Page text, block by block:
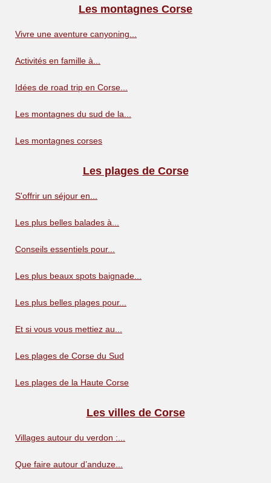
Les montagnes Corse
Vivre une aventure canyoning...
Activités en famille à...
Idées de road trip en Corse...
Les montagnes du sud de la...
Les montagnes corses
Les plages de Corse
S'offrir un séjour en...
Les plus belles balades à...
Conseils essentiels pour...
Les plus beaux spots baignade...
Les plus belles plages pour...
Et si vous vous mettiez au...
Les plages de Corse du Sud
Les plages de la Haute Corse
Les villes de Corse
Villages autour du verdon :...
Que faire autour d’anduze...